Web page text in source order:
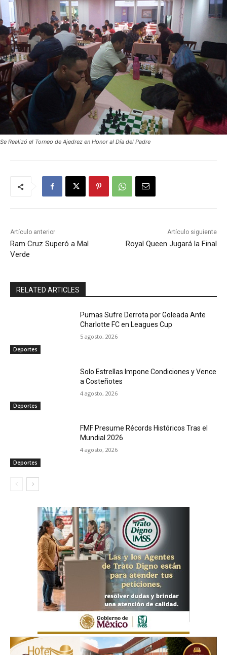
Se Realizó el Torneo de Ajedrez en Honor al Día del Padre
Artículo anterior
Ram Cruz Superó a Mal
Verde
Artículo siguiente
Royal Queen Jugará la Final
RELATED ARTICLES
Deportes
Pumas Sufre Derrota por Goleada Ante
Charlotte FC en Leagues Cup
5 agosto, 2026
Deportes
Solo Estrellas Impone Condiciones y Vence
a Costeñotes
4 agosto, 2026
Deportes
FMF Presume Récords Históricos Tras el
Mundial 2026
4 agosto, 2026